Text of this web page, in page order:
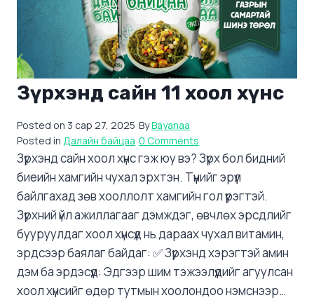
Зүрхэнд сайн 11 хоол хүнс
Posted on 3 сар 27, 2025 ByBayanaa
Posted in Далайн байцаа 0 Comments
Зүрхэнд сайн хоол хүнс гэж юу вэ? Зүрх бол бидний
биеийн хамгийн чухал эрхтэн. Түүнийг эрүүл
байлгахад зөв хооллолт хамгийн гол үүрэгтэй.
Зүрхний үйл ажиллагааг дэмждэг, өвчлөх эрсдлийг
бууруулдаг хоол хүнсүүд нь дараах чухал витамин,
эрдсээр баялаг байдаг: ✅ Зүрхэнд хэрэгтэй амин
дэм ба эрдэсүүд: Эдгээр шим тэжээлүүдийг агуулсан
хоол хүнсийг өдөр тутмын хоолондоо нэмснээр…